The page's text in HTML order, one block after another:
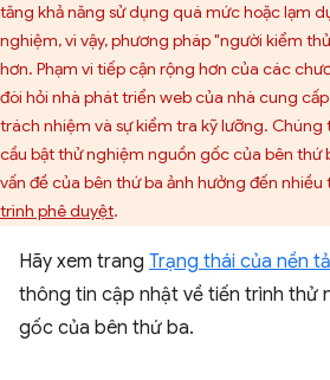
tăng khả năng sử dụng quá mức hoặc lạm
nghiệm, vì vậy, phương pháp "người kiểm
hơn. Phạm vi tiếp cận rộng hơn của các
đòi hỏi nhà phát triển web của nhà cung
trách nhiệm và sự kiểm tra kỹ lưỡng.
cầu bật thử nghiệm nguồn gốc của bên thứ
vấn đề của bên thứ ba ảnh hưởng đến
trình phê duyệt.
Hãy xem trang Trạng thái của nền
thông tin cập nhật về tiến trình thử
gốc của bên thứ ba.